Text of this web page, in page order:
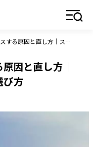
ドライバーがスライスする原因と直し方｜スライスしないクラブの選び方
因と直し方｜
び方